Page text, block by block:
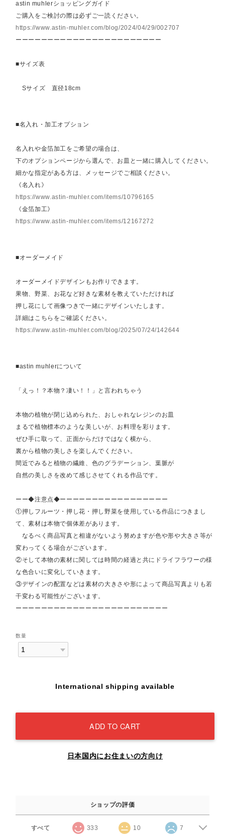
astin muhlerショッピングガイド
ご購入をご検討の際は必ずご一読ください。
https://www.astin-muhler.com/blog/2024/04/29/002707
ーーーーーーーーーーーーーーーーーーーーーーー
■サイズ表
Sサイズ 直径18cm
■名入れ・加工オプション
名入れや金箔加工をご希望の場合は、
下のオプションページから選んで、お皿と一緒に購入してください。
細かな指定がある方は、メッセージでご相談ください。
《名入れ》
https://www.astin-muhler.com/items/10796165
《金箔加工》
https://www.astin-muhler.com/items/12167272
■オーダーメイド
オーダーメイドデザインもお作りできます。
果物、野菜、お花など好きな素材を教えていただければ
押し花にして画像つきで一緒にデザインいたします。
詳細はこちらをご確認ください。
https://www.astin-muhler.com/blog/2025/07/24/142644
■astin muhlerについて
「えっ！？本物？凄い！！」と言われちゃう
本物の植物が閉じ込められた、おしゃれなレジンのお皿
まるで植物標本のような美しいが、お料理を彩ります。
ぜひ手に取って、正面からだけではなく横から、
裏から植物の美しさを楽しんでください。
間近でみると植物の繊維、色のグラデーション、葉脈が
自然の美しさを改めて感じさせてくれる作品です。
ーー◆注意点◆ーーーーーーーーーーーーーーーーー
①押しフルーツ・押し花・押し野菜を使用している作品につきまし
て、素材は本物で個体差があります。
なるべく商品写真と相違がないよう努めますが色や形や大きさ等が
変わってくる場合がございます。
②そして本物の素材に関しては時間の経過と共にドライフラワーの様
な色合いに変化していきます。
③デザインの配置などは素材の大きさや形によって商品写真よりも若
干変わる可能性がございます。
ーーーーーーーーーーーーーーーーーーーーーーーー
数量
International shipping available
ADD TO CART
日本国内にお住まいの方向け
ショップの評価
すべて 333 10 7